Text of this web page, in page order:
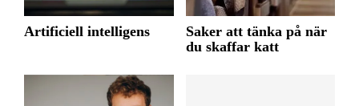
Artificiell intelligens
Saker att tänka på när
du skaffar katt